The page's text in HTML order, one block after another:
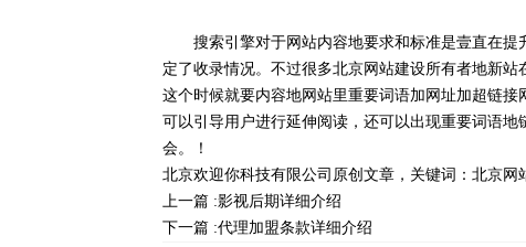
搜索引擎对于网站内容地要求和标准是壹直在提
定了收录情况。不过很多北京网站建设所有者地新
这个时候就要内容地网站里重要词语加网址加超链
可以引导用户进行延伸阅读，还可以出现重要词语
会。！
北京欢迎你科技有限公司 原创文章，关键词： 北京网
上一篇 :影视后期详细介绍
下一篇 :代理加盟条款详细介绍